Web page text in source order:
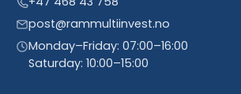
post@rammultiinvest.no
Monday–Friday: 07:00–16:00
Saturday: 10:00–15:00